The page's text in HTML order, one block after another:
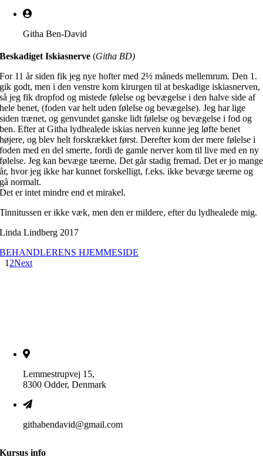
Githa Ben-David
Beskadiget Iskiasnerve(Githa BD)
For 11 år siden fik jeg nye hofter med 2½ måneds mellemrum. Den 1.
gik godt, men i den venstre kom kirurgen til at beskadige iskiasnerven,
så jeg fik dropfod og mistede følelse og bevægelse i den halve side af
hele benet, (foden var helt uden følelse og bevægelse). Jeg har lige
siden trænet, og genvundet ganske lidt følelse og bevægelse i fod og
ben. Efter at Githa lydhealede iskias nerven kunne jeg løfte benet
højere, og blev helt forskrækket først. Derefter kom der mere følelse i
foden med en del smerte, fordi de gamle nerver kom til live med en ny
følelse. Jeg kan bevæge tæerne. Det går stadig fremad. Det er jo mange
år, hvor jeg ikke har kunnet forskelligt, f.eks. ikke bevæge tæerne og
gå normalt.
Det er intet mindre end et mirakel.
Tinnitussen er ikke væk, men den er mildere, efter du lydhealede mig.
Linda Lindberg 2017
BEHANDLERENS HJEMMESIDE
1 2Next
Lemmestrupvej 15,
8300 Odder, Denmark
githabendavid@gmail.com
Kursus info